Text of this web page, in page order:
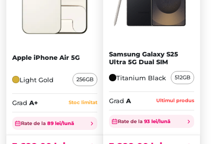
Apple iPhone Air 5G
Light Gold 256GB
Grad A+ Stoc limitat
Rate de la 89 lei/lună
Prețul
inițial
Prețul
Samsung Galaxy S25
Ultra 5G Dual SIM
Titanium Black 512GB
Grad A Ultimul produs
Rate de la 93 lei/lună
Prețul
inițial
Prețul